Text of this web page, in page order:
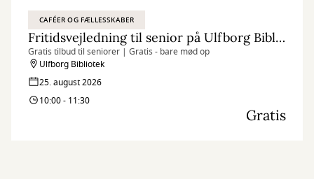
CAFÉER OG FÆLLESSKABER
Fritidsvejledning til senior på Ulfborg Bibliotek
Gratis tilbud til seniorer | Gratis - bare mød op
Ulfborg Bibliotek
25. august 2026
10:00 - 11:30
Gratis